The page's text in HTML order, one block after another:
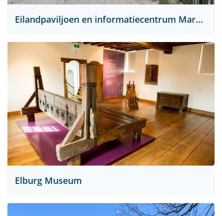
Eilandpaviljoen en informatiecentrum Marker Wadden
Elburg Museum